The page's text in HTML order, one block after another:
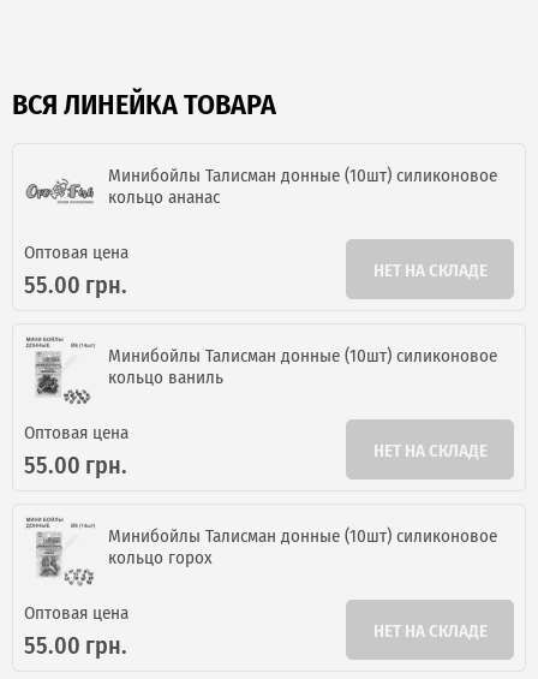
ВСЯ ЛИНЕЙКА ТОВАРА
Минибойлы Талисман донные (10шт) силиконовое
кольцо ананас
Оптовая цена
55.00 грн. НЕТ НА СКЛАДЕ
Минибойлы Талисман донные (10шт) силиконовое
кольцо ваниль
Оптовая цена
55.00 грн. НЕТ НА СКЛАДЕ
Минибойлы Талисман донные (10шт) силиконовое
кольцо горох
Оптовая цена
55.00 грн. НЕТ НА СКЛАДЕ